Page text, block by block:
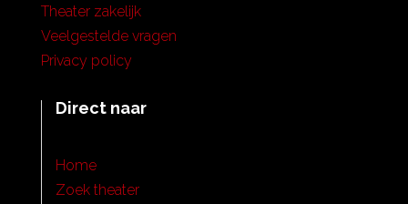
Theater zakelijk
Veelgestelde vragen
Privacy policy
Direct naar
Home
Zoek theater